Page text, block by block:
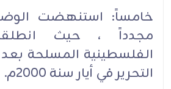
خامساً: استنهضت
مجدداً ، حيث
الفلسطينية المسلحة
التحرير في أيار سنة 2000م.